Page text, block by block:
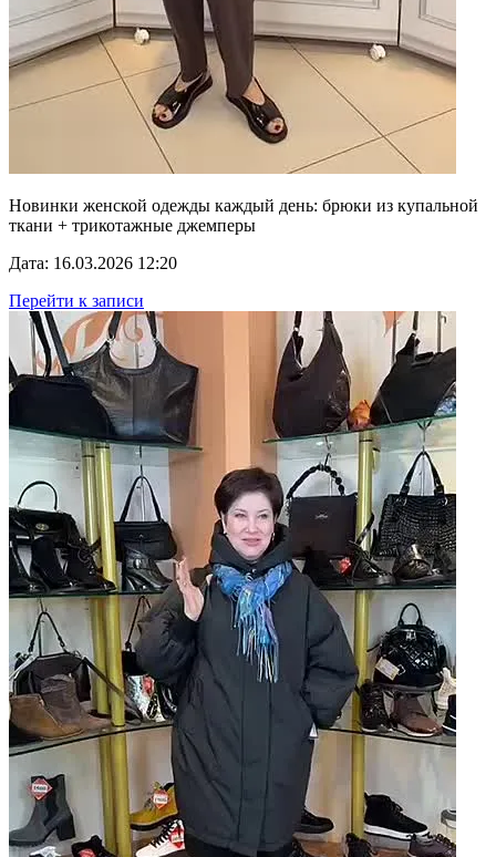
Новинки женской одежды каждый день: брюки из купальной
ткани + трикотажные джемперы
Дата: 16.03.2026 12:20
Перейти к записи